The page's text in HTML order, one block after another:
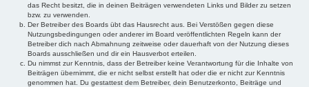
das Recht besitzt, die in deinen Beiträgen verwendeten Links und Bilder zu setzen
bzw. zu verwenden.
Der Betreiber des Boards übt das Hausrecht aus. Bei Verstößen gegen diese
Nutzungsbedingungen oder anderer im Board veröffentlichten Regeln kann der
Betreiber dich nach Abmahnung zeitweise oder dauerhaft von der Nutzung dieses
Boards ausschließen und dir ein Hausverbot erteilen.
Du nimmst zur Kenntnis, dass der Betreiber keine Verantwortung für die Inhalte von
Beiträgen übernimmt, die er nicht selbst erstellt hat oder die er nicht zur Kenntnis
genommen hat. Du gestattest dem Betreiber, dein Benutzerkonto, Beiträge und